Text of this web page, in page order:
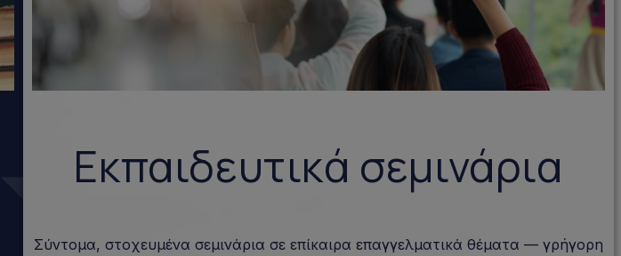
Εκπαιδευτικά σεμινάρια
Σύντομα, στοχευμένα σεμινάρια σε επίκαιρα επαγγελματικά θέματα — γρήγορη